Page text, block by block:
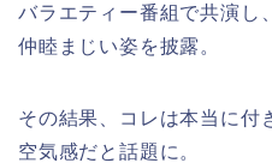
バラエティー番組で共演し
仲睦まじい姿を披露。
その結果、コレは本当に付
空気感だと話題に。